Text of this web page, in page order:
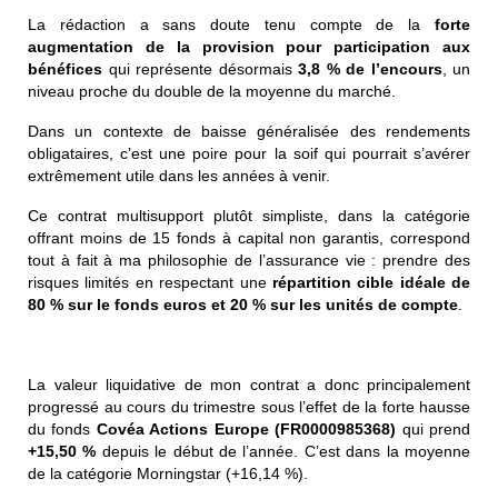
La rédaction a sans doute tenu compte de la forte
augmentation de la provision pour participation aux
bénéfices qui représente désormais 3,8 % de l’encours, un
niveau proche du double de la moyenne du marché.
Dans un contexte de baisse généralisée des rendements
obligataires, c’est une poire pour la soif qui pourrait s’avérer
extrêmement utile dans les années à venir.
Ce contrat multisupport plutôt simpliste, dans la catégorie
offrant moins de 15 fonds à capital non garantis, correspond
tout à fait à ma philosophie de l’assurance vie : prendre des
risques limités en respectant une répartition cible idéale de
80 % sur le fonds euros et 20 % sur les unités de compte
La valeur liquidative de mon contrat a donc principalement
progressé au cours du trimestre sous l’effet de la forte hausse
du fonds Covéa Actions Europe (FR0000985368) qui prend
+15,50 % depuis le début de l’année. C’est dans la moyenne
de la catégorie Morningstar (+16,14 %).